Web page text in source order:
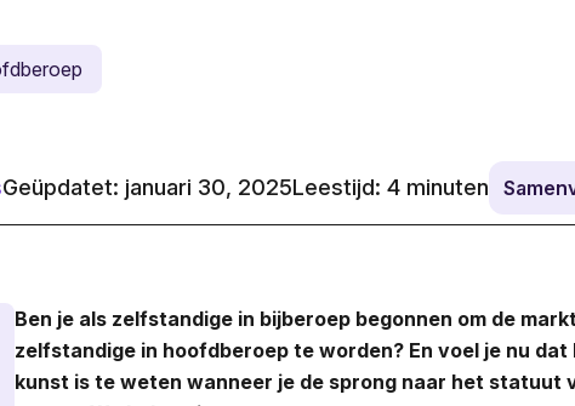
Geüpdatet: januari 30, 2025Leestijd: 4 minuten
Ben je als zelfstandige in bijberoep begonnen om de
zelfstandige in hoofdberoep te worden? En voel je nu
kunst is te weten wanneer je de sprong naar het statuut